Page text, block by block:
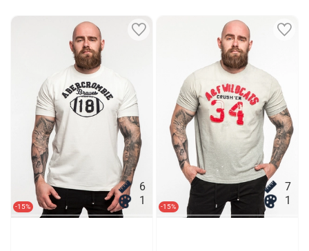
-15%
6
1
-15%
7
1